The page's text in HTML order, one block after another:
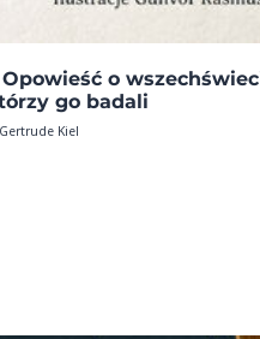
o
go badali
Gertrude Kiel